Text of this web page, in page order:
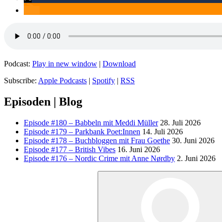
Podcast: Play in new window | Download
Subscribe: Apple Podcasts | Spotify | RSS
Episoden | Blog
Episode #180 – Babbeln mit Meddi Müller 28. Juli 2026
Episode #179 – Parkbank Poet:Innen 14. Juli 2026
Episode #178 – Buchbloggen mit Frau Goethe 30. Juni 2026
Episode #177 – British Vibes 16. Juni 2026
Episode #176 – Nordic Crime mit Anne Nørdby 2. Juni 2026